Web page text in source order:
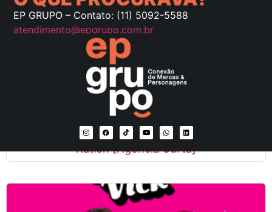
Katlen [Agência Curta]
EP GRUPO – Contato: (11) 5092-5588
atendimento@epgrupo.com.br